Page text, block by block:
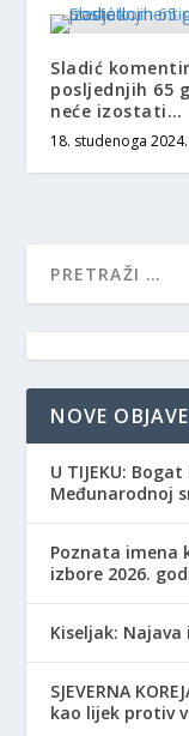
Sladić
posljednjih 65
neće izostati…
18. studenoga 2024.
NOVE OBJAVE
​U TIJEKU:
Međunarodnoj
Poznata imena
izbore 2026.
Kiseljak:
SJEVERNA
kao lijek protiv